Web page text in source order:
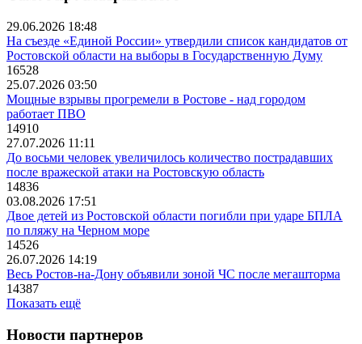
29.06.2026 18:48
На съезде «Единой России» утвердили список кандидатов от
Ростовской области на выборы в Государственную Думу
16528
25.07.2026 03:50
Мощные взрывы прогремели в Ростове - над городом
работает ПВО
14910
27.07.2026 11:11
До восьми человек увеличилось количество пострадавших
после вражеской атаки на Ростовскую область
14836
03.08.2026 17:51
Двое детей из Ростовской области погибли при ударе БПЛА
по пляжу на Черном море
14526
26.07.2026 14:19
Весь Ростов-на-Дону объявили зоной ЧС после мегашторма
14387
Показать ещё
Новости партнеров